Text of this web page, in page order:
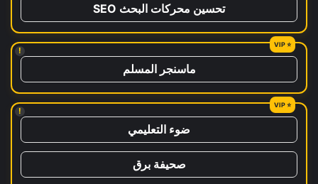
تحسين محركات البحث SEO
!
ماسنجر المسلم
!
ضوء التعليمي
صحيفة برق